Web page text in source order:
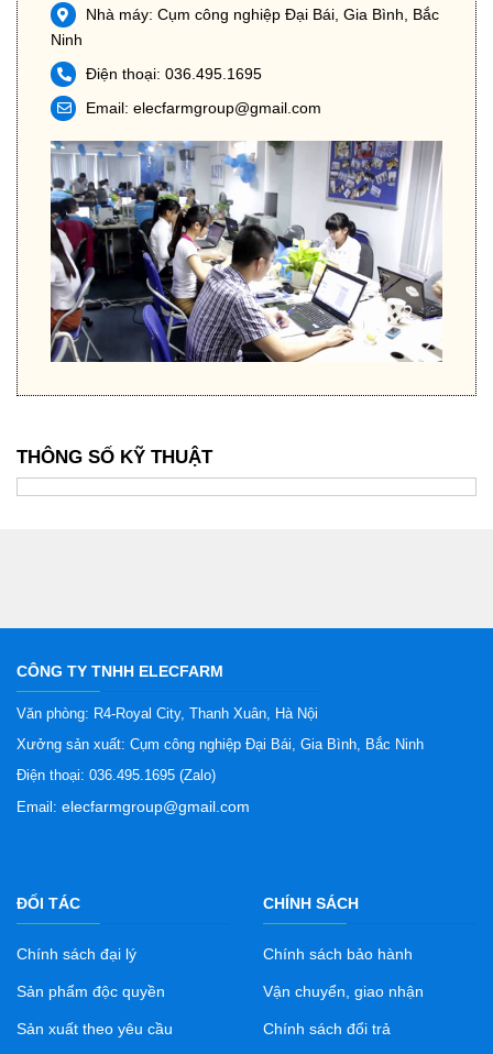
Nhà máy: Cụm công nghiệp Đại Bái, Gia Bình, Bắc
Ninh
Điện thoại: 036.495.1695
Email: elecfarmgroup@gmail.com
THÔNG SỐ KỸ THUẬT
CÔNG TY TNHH ELECFARM
Văn phòng: R4-Royal City, Thanh Xuân, Hà Nội
Xưởng sản xuất: Cụm công nghiệp Đại Bái, Gia Bình, Bắc Ninh
Điện thoại: 036.495.1695 (Zalo)
Email: elecfarmgroup@gmail.com
ĐỐI TÁC
Chính sách đại lý
Sản phẩm độc quyền
Sản xuất theo yêu cầu
CHÍNH SÁCH
Chính sách bảo hành
Vận chuyển, giao nhận
Chính sách đổi trả